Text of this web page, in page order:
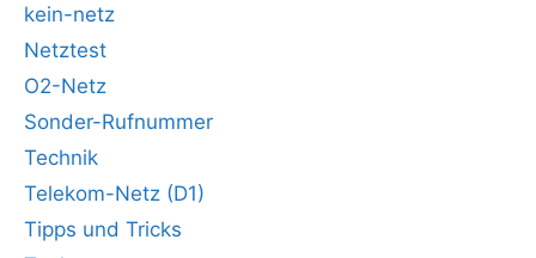
kein-netz
Netztest
O2-Netz
Sonder-Rufnummer
Technik
Telekom-Netz (D1)
Tipps und Tricks